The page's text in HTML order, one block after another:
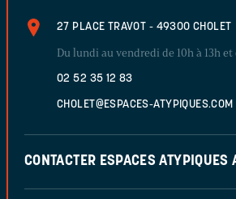
27 PLACE TRAVOT - 49300 CHOLET
Du lundi au vendredi de 10h à 13h et
02 52 35 12 83
CHOLET@ESPACES-ATYPIQUES.COM
CONTACTER ESPACES ATYPIQUES